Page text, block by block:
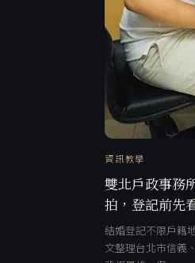
資訊教學
雙北戶政事務
拍，登記前先
結婚登記不限戶籍
文整理台北市信義